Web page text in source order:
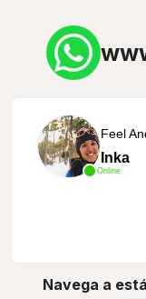
Online
Feel
Inka
Navega a